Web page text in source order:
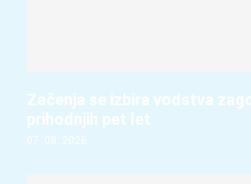
Začenja se izbira vodstva
prihodnjih pet let
07. 08. 2026